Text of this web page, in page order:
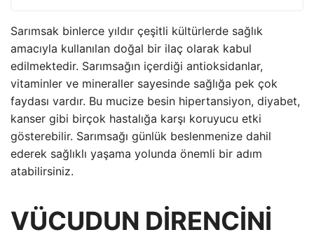
Sarımsak binlerce yıldır çeşitli kültürlerde sağlık
amacıyla kullanılan doğal bir ilaç olarak kabul
edilmektedir. Sarımsağın içerdiği antioksidanlar,
vitaminler ve mineraller sayesinde sağlığa pek çok
faydası vardır. Bu mucize besin hipertansiyon, diyabet,
kanser gibi birçok hastalığa karşı koruyucu etki
gösterebilir. Sarımsağı günlük beslenmenize dahil
ederek sağlıklı yaşama yolunda önemli bir adım
atabilirsiniz.
VÜCUDUN DİRENCİNİ